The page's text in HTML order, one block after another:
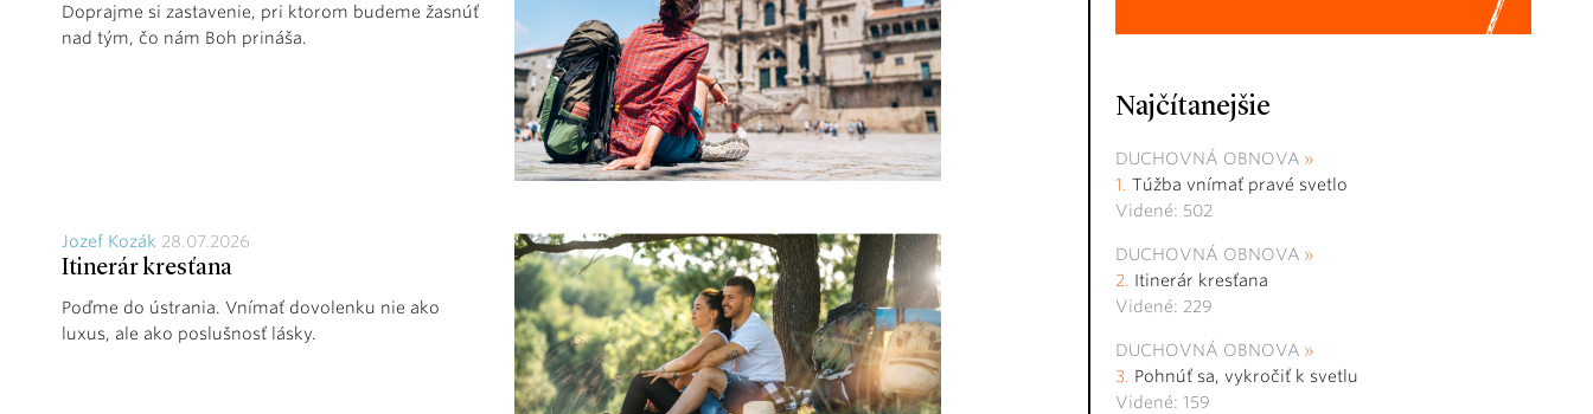
Doprajme si zastavenie, pri ktorom budeme žasnúť
nad tým, čo nám Boh prináša.
Jozef Kozák 28.07.2026
Itinerár kresťana
Poďme do ústrania. Vnímať dovolenku nie ako
luxus, ale ako poslušnosť lásky.
Najčítanejšie
DUCHOVNÁ OBNOVA
Túžba vnímať pravé svetlo
Videné: 502
DUCHOVNÁ OBNOVA
Itinerár kresťana
Videné: 229
DUCHOVNÁ OBNOVA
Pohnúť sa, vykročiť k svetlu
Videné: 159